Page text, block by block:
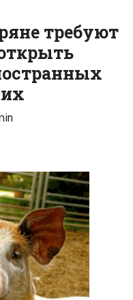
требуют